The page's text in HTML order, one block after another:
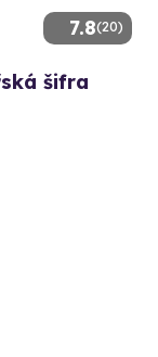
7.8(20)
šifra